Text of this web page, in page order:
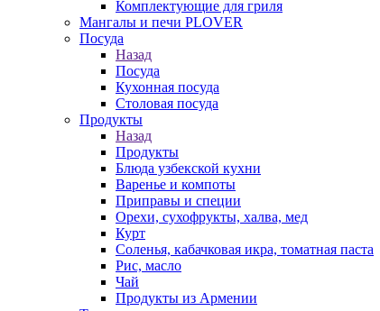
Комплектующие для гриля
Мангалы и печи PLOVER
Посуда
Назад
Посуда
Кухонная посуда
Столовая посуда
Продукты
Назад
Продукты
Блюда узбекской кухни
Варенье и компоты
Приправы и специи
Орехи, сухофрукты, халва, мед
Курт
Соленья, кабачковая икра, томатная паста
Рис, масло
Чай
Продукты из Армении